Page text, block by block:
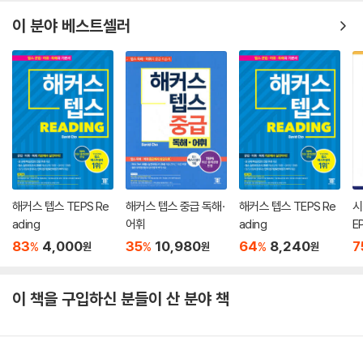
본문의 기출문제, Check up, Exercise, Practice Test, Actual Test
의 해석, 어구 및 자세한 해설을 수록하였습니다.
이 분야 베스트셀러
해커스 텝스 TEPS Re
ading
83% 4,000원
해커스 텝스 중급 독해·
어휘
35% 10,980원
해커스 텝스 TEPS Re
ading
64% 8,240원
이 책을 구입하신 분들이 산 분야 책